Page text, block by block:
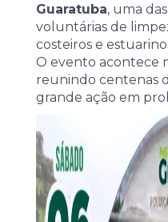
Guaratuba, uma
voluntárias de
costeiros e
O evento acontece
reunindo centenas
grande ação em